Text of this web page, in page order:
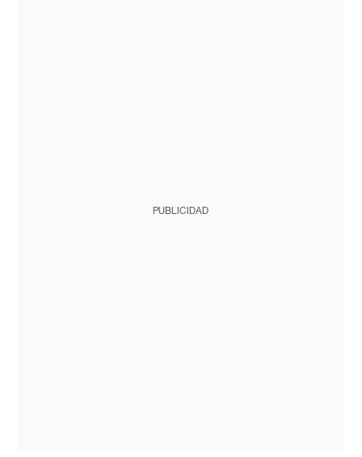
PUBLICIDAD